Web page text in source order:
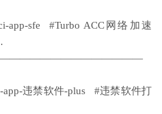
app-sfe #Turbo ACC网络加速
违禁软件-plus #违禁软件打